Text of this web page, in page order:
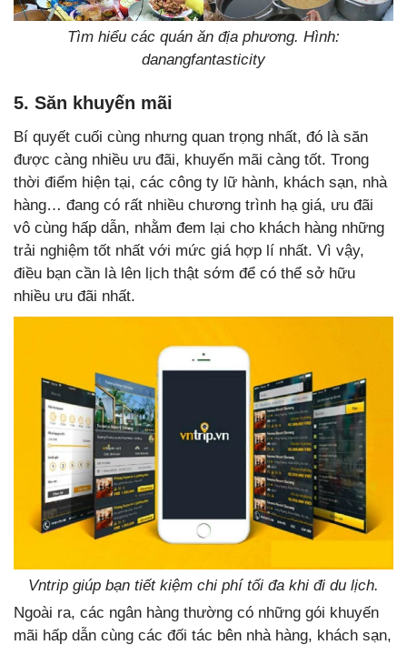
Tìm hiểu các quán ăn địa phương. Hình:
danangfantasticity
5. Săn khuyến mãi
Bí quyết cuối cùng nhưng quan trọng nhất, đó là săn
được càng nhiều ưu đãi, khuyến mãi càng tốt. Trong
thời điểm hiện tại, các công ty lữ hành, khách sạn, nhà
hàng… đang có rất nhiều chương trình hạ giá, ưu đãi
vô cùng hấp dẫn, nhằm đem lại cho khách hàng những
trải nghiệm tốt nhất với mức giá hợp lí nhất. Vì vậy,
điều bạn cần là lên lịch thật sớm để có thể sở hữu
nhiều ưu đãi nhất.
Vntrip giúp bạn tiết kiệm chi phí tối đa khi đi du lịch.
Ngoài ra, các ngân hàng thường có những gói khuyến
mãi hấp dẫn cùng các đối tác bên nhà hàng, khách sạn,